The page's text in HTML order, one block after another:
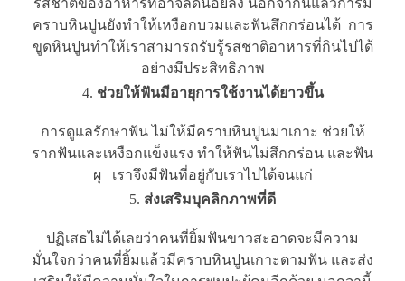
รสชาติของอาหารที่อาจลดน้อยลง นอกจากนี้แล้วการมี
คราบหินปูนยังทำให้เหงือกบวมและฟันสึกกร่อนได้ การ
ขูดหินปูนทำให้เราสามารถรับรู้รสชาติอาหารที่กินไปได้
อย่างมีประสิทธิภาพ
ช่วยให้ฟันมีอายุการใช้งานได้ยาวขึ้น
การดูแลรักษาฟัน ไม่ให้มีคราบหินปูนมาเกาะ ช่วยให้
รากฟันและเหงือกแข็งแรง ทำให้ฟันไม่สึกกร่อน และฟัน
ผุ เราจึงมีฟันที่อยู่กับเราไปได้จนแก่
ส่งเสริมบุคลิกภาพที่ดี
ปฏิเสธไม่ได้เลยว่าคนที่ยิ้มฟันขาวสะอาดจะมีความ
มั่นใจกว่าคนที่ยิ้มแล้วมีคราบหินปูนเกาะตามฟัน และส่ง